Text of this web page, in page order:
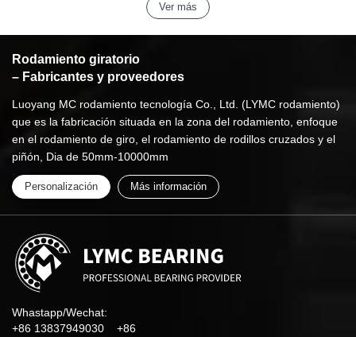
Ver más
Rodamiento giratorio
– Fabricantes y proveedores
Luoyang MC rodamiento tecnología Co., Ltd. (LYMC rodamiento)
que es la fabricación situada en la zona del rodamiento, enfoque
en el rodamiento de giro, el rodamiento de rodillos cruzados y el
piñón, Dia de 50mm-10000mm
Personalización Más información
Whastapp/Wechat:
+86 13837949030 +86